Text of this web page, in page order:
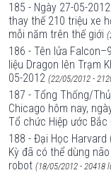
185 - Ngày 27-05-
thay thế 210 triệu xe
mỗi năm trên thế giới
186 - Tên lửa
liệu Dragon lên Trạm
05-2012 (22/05/2012 -
187 - Tổng Thống/
Chicago hôm nay,
Tổ chức Hiệp ước Bắc
188 - Đại Học Harvard
Kỳ đã có thể dùng
robot (18/05/2012 - 20418